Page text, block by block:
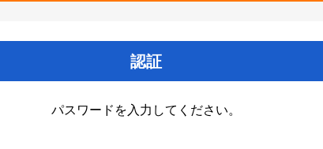
認証
パスワードを入力してください。